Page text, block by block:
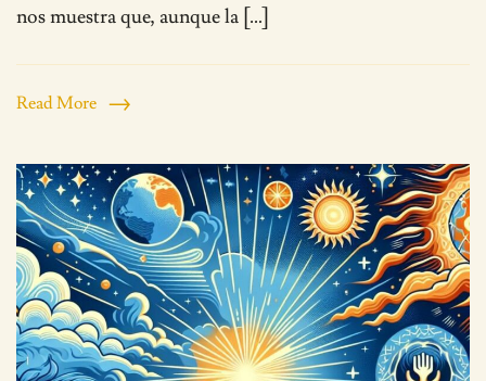
nos muestra que, aunque la […]
Read More